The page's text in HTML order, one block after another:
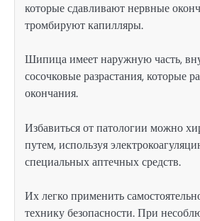
которые сдавливают нервные
тромбируют капилляры.
Шипица имеет наружную часть,
сосочковые разрастания, которые
окончания.
Избавиться от патологии можно
путем, используя
специальных аптечных средств.
Их легко применить
технику безопасности. При